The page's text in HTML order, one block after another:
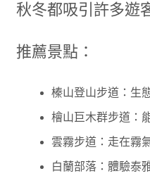
秋冬都吸引許多遊
推薦景點：
榛山登山步道：生
檜山巨木群步道：
雲霧步道：走在霧
白蘭部落：體驗泰